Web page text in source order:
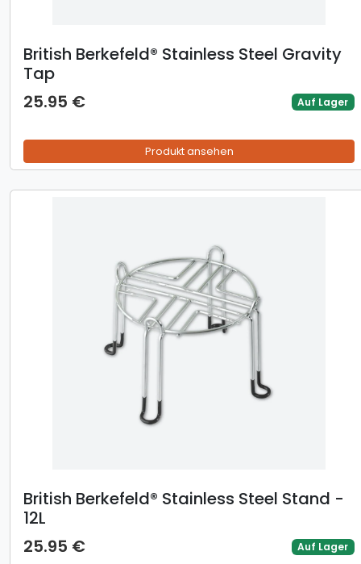
British Berkefeld® Stainless Steel Gravity
Tap
25.95 €
Auf Lager
Produkt ansehen
British Berkefeld® Stainless Steel Stand -
12L
25.95 €
Auf Lager